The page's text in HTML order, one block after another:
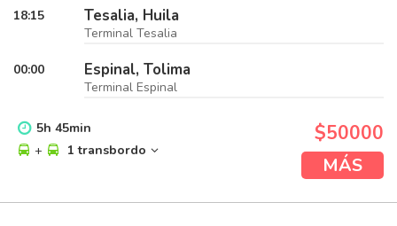
18:15 Tesalia, Huila
Terminal Tesalia
00:00 Espinal, Tolima
Terminal Espinal
5h 45min
+
1 transbordo
$50000
MÁS